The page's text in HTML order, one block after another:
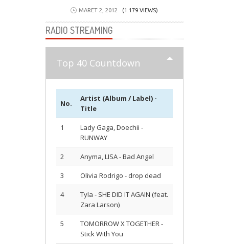
MARET 2, 2012 (1.179 VIEWS)
RADIO STREAMING
Top 40 Countdown
No.
Artist (Album / Label) -
Title
1
Lady Gaga, Doechii -
RUNWAY
2 Anyma, LISA - Bad Angel
3 Olivia Rodrigo - drop dead
4
Tyla - SHE DID IT AGAIN (feat.
Zara Larson)
5
TOMORROW X TOGETHER -
Stick With You